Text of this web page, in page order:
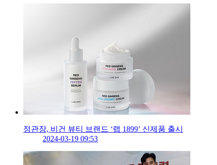
정관장, 비건 뷰티 브랜드 ‘랩 1899’ 신제품 출시
2024-03-19 09:53